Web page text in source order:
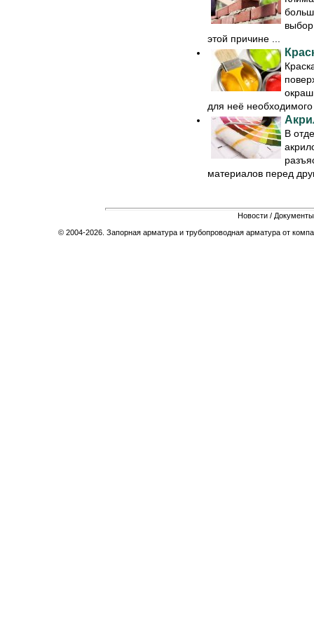
этой причине ...
для неё
В
материалов перед
Новости / Документы
© 2004-2026. Запорная арматура и трубопроводная арматура от